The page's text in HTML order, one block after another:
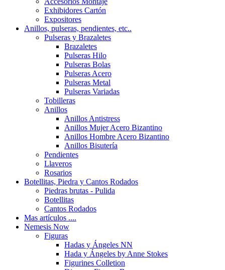
Exhibidores Cartón
Expositores
Anillos, pulseras, pendientes, etc..
Pulseras y Brazaletes
Brazaletes
Pulseras Hilo
Pulseras Bolas
Pulseras Acero
Pulseras Metal
Pulseras Variadas
Tobilleras
Anillos
Anillos Antistress
Anillos Mujer Acero Bizantino
Anillos Hombre Acero Bizantino
Anillos Bisutería
Pendientes
Llaveros
Rosarios
Botellitas, Piedra y Cantos Rodados
Piedras brutas - Pulida
Botellitas
Cantos Rodados
Mas artículos ....
Nemesis Now
Figuras
Hadas y Ángeles NN
Hada y Ángeles by Anne Stokes
Figurines Colletion